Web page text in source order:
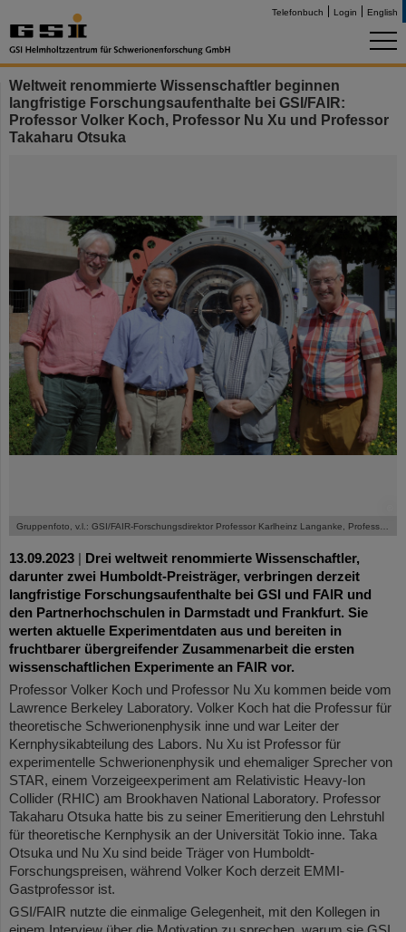
Telefonbuch Login English
Weltweit renommierte Wissenschaftler beginnen
langfristige Forschungsaufenthalte bei GSI/FAIR:
Professor Volker Koch, Professor Nu Xu und Professor
Takaharu Otsuka
13.09.2023
Drei weltweit renommierte Wissenschaftler,
darunter zwei Humboldt-Preisträger, verbringen derzeit
langfristige Forschungsaufenthalte bei GSI und FAIR und
den Partnerhochschulen in Darmstadt und Frankfurt. Sie
werten aktuelle Experimentdaten aus und bereiten in
fruchtbarer übergreifender Zusammenarbeit die ersten
wissenschaftlichen Experimente an FAIR vor.
Professor Volker Koch und Professor Nu Xu kommen beide vom
Lawrence Berkeley Laboratory. Volker Koch hat die Professur für
theoretische Schwerionenphysik inne und war Leiter der
Kernphysikabteilung des Labors. Nu Xu ist Professor für
experimentelle Schwerionenphysik und ehemaliger Sprecher von
STAR, einem Vorzeigeexperiment am Relativistic Heavy-Ion
Collider (RHIC) am Brookhaven National Laboratory. Professor
Takaharu Otsuka hatte bis zu seiner Emeritierung den Lehrstuhl
für theoretische Kernphysik an der Universität Tokio inne. Taka
Otsuka und Nu Xu sind beide Träger von Humboldt-
Forschungspreisen, während Volker Koch derzeit EMMI-
Gastprofessor ist.
GSI/FAIR nutzte die einmalige Gelegenheit, mit den Kollegen in